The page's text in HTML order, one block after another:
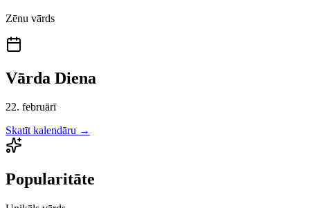
Zēnu vārds
Vārda Diena
22. februārī
Skatīt kalendāru →
Popularitāte